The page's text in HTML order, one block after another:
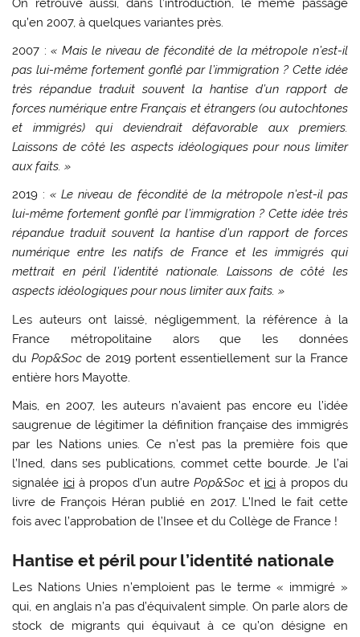
On retrouve aussi, dans l’introduction, le même passage
qu’en 2007, à quelques variantes près.
2007 :« Mais le niveau de fécondité de la métropole n’est-il
pas lui-même fortement gonflé par l’immigration ? Cette idée
très répandue traduit souvent la hantise d’un rapport de
forces numérique entre Français et étrangers (ou autochtones
et immigrés) qui deviendrait défavorable aux premiers.
Laissons de côté les aspects idéologiques pour nous limiter
aux faits. »
2019 :« Le niveau de fécondité de la métropole n’est-il pas
lui-même fortement gonflé par l’immigration ? Cette idée très
répandue traduit souvent la hantise d’un rapport de forces
numérique entre les natifs de France et les immigrés qui
mettrait en péril l’identité nationale. Laissons de côté les
aspects idéologiques pour nous limiter aux faits. »
Les auteurs ont laissé, négligemment, la référence à la
France métropolitaine alors que les données
du Pop&Socde 2019 portent essentiellement sur la France
entière hors Mayotte.
Mais, en 2007, les auteurs n’avaient pas encore eu l’idée
saugrenue de légitimer la définition française des immigrés
par les Nations unies. Ce n’est pas la première fois que
l’Ined, dans ses publications, commet cette bourde. Je l’ai
signalée icià propos d’un autrePop&Soc et icià propos du
livre de François Héran publié en 2017. L’Ined le fait cette
fois avec l’approbation de l’Insee et du Collège de France !
Hantise et péril pour l’identité nationale
Les Nations Unies n’emploient pas le terme « immigré »
qui, en anglais n’a pas d’équivalent simple. On parle alors de
stock de migrants qui équivaut à ce qu’on désigne en